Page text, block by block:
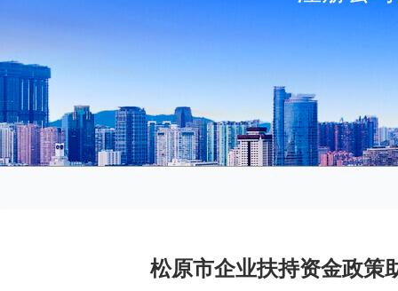
松原市企业扶持资金政策